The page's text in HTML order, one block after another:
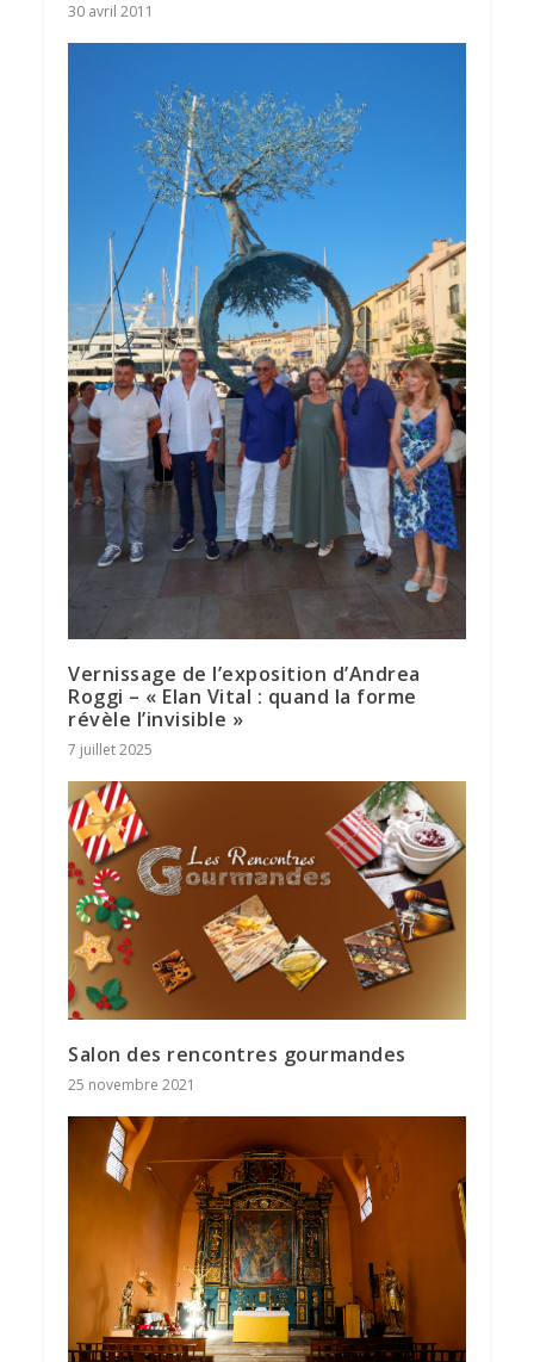
30 avril 2011
Vernissage de l’exposition d’Andrea
Roggi – « Elan Vital : quand la forme
révèle l’invisible »
7 juillet 2025
Salon des rencontres gourmandes
25 novembre 2021